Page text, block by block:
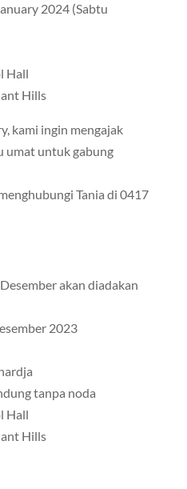
2024 (Sabtu
Hall
Hills
kami ingin mengajak
umat untuk gabung
Tania di 0417
akan diadakan
2023
tanpa noda
Hall
Hills